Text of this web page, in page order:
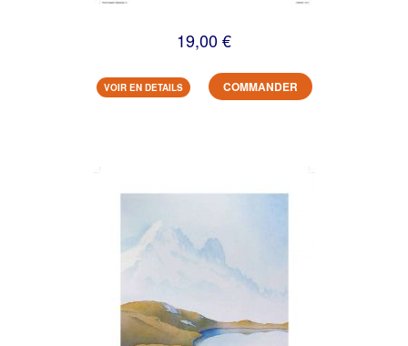
19,00 €
VOIR EN DETAILS COMMANDER